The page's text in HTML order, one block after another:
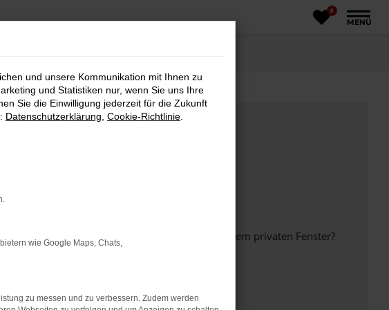
0
MENÜ
die Seite in einem anderen Browser oder in einem privaten Fenster?
nicht mehr unterstützt werden.
und unsere Kommunikation mit Ihnen zu
und Statistiken nur, wenn Sie uns Ihre
Sie die Einwilligung jederzeit für die Zukunft
Datenschutzerklärung Cookie-Richtlinie
wie Google Maps, Chats,
zu messen und zu verbessern. Zudem werden